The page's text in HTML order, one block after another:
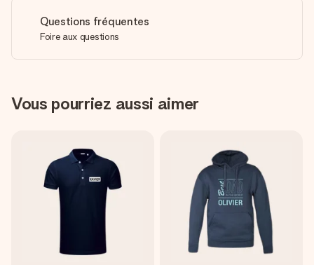
Questions fréquentes
Foire aux questions
Vous pourriez aussi aimer